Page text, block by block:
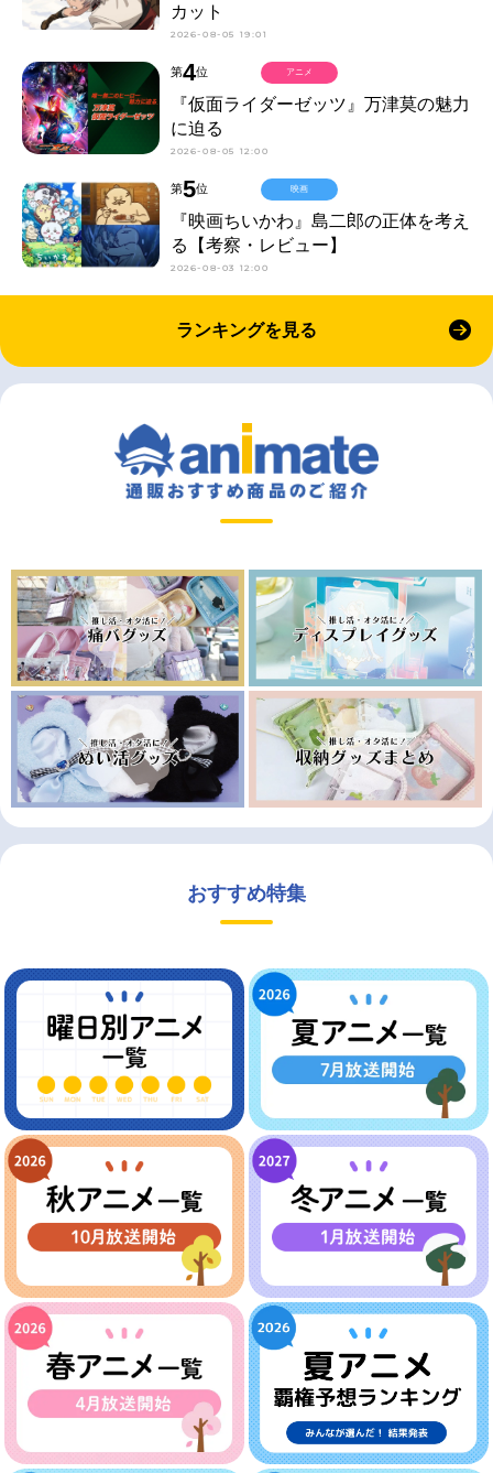
カット
2026-08-05 19:01
第4位
『仮面ライダーゼッツ』万津莫の魅力
に迫る
2026-08-05 12:00
アニメ
第5位
『映画ちいかわ』島二郎の正体を考え
る【考察・レビュー】
2026-08-03 12:00
映画
ランキングを見る
おすすめ特集